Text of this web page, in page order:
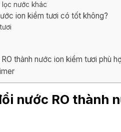
nước khác
ion kiềm tươi có tốt không?
thành nước ion kiềm tươi phù
nước RO thành